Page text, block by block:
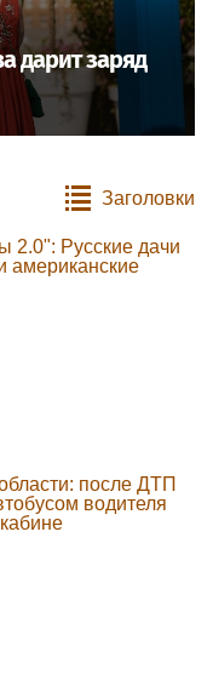
дарит заряд
Заголовки
2.0": Русские дачи
американские
после ДТП
водителя